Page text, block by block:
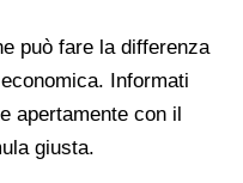
può fare la differenza
Informati
apertamente con il
giusta.